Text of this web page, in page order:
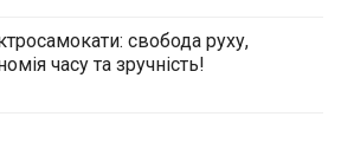
свобода руху,
часу та зручність!